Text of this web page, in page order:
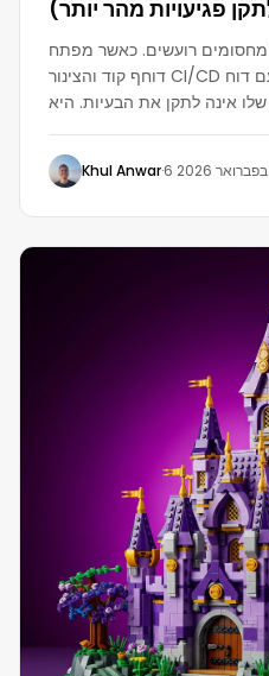
פגיעויות מהר יותר)
מחסומים רועשים. כאשר מפתח
דוחף קוד והצינור CI/CD נכשל עם דוח PDF של 500 עמודים
אינה לתקן את הבעיות. היא
Khul Anwar· 6 בפברואר 2026